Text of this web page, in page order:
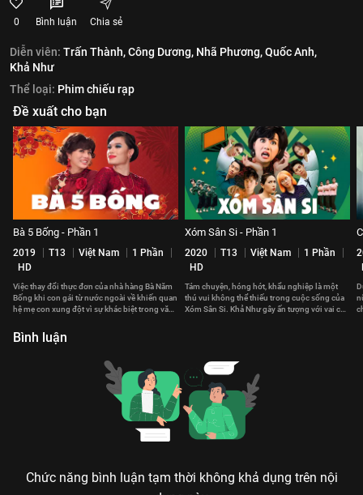
0 Bình luận Chia sẻ
Diễn viên: Trấn Thành,Công Dương, Nhã Phương,Quốc Anh,
Khả Như
Thể loại: Phim chiếu rạp
Đề xuất cho bạn
Bà 5 Bống - Phần 1
2019 T13 Việt Nam
1 Phần
HD
Việc thay đổi thực đơn của nhà hàng Bà Năm
Bống khi con gái từ nước ngoài về khiến quan
hệ mẹ con xung đột vì sự khác biệt trong văn
Xóm Sân Si - Phần 1
2020 T13 Việt Nam
1 Phần
HD
Tám chuyện, hóng hớt, khẩu nghiệp là một
thú vui không thể thiếu trong cuộc sống của
Xóm Sân Si. Khả Như gây ấn tượng với vai chị
Bình luận
Chức năng bình luận tạm thời không khả dụng trên nội